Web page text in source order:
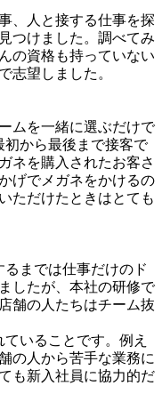
、人と接する仕事を探
つけました。調べてみ
の資格も持っていない
志望しました。
ムを一緒に選ぶだけで
から最後まで接客で
ネを購入されたお客さ
げでメガネをかけるの
ただけたときはとても
までは仕事だけのド
したが、本社の研修で
舗の人たちはチーム抜
いることです。例え
の人から苦手な業務に
も新入社員に協力的だ